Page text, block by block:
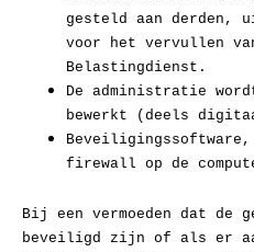
gesteld aan derden,
voor het vervullen
Belastingdienst.
De administratie
bewerkt (deels
firewall op de
Bij een vermoeden dat de
beveiligd zijn of als er